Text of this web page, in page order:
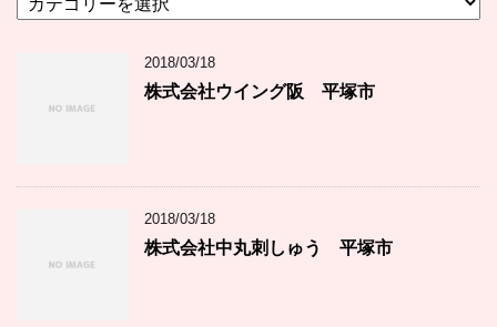
テ
2018/03/18
株式会社ウイング阪 平塚市
2018/03/18
株式会社中丸刺しゅう 平塚市